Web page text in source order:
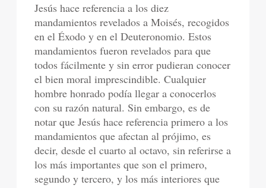
Jesús hace referencia a los diez
mandamientos revelados a Moisés, recogidos
en el Éxodo y en el Deuteronomio. Estos
mandamientos fueron revelados para que
todos fácilmente y sin error pudieran conocer
el bien moral imprescindible. Cualquier
hombre honrado podía llegar a conocerlos
con su razón natural. Sin embargo, es de
notar que Jesús hace referencia primero a los
mandamientos que afectan al prójimo, es
decir, desde el cuarto al octavo, sin referirse a
los más importantes que son el primero,
segundo y tercero, y los más interiores que